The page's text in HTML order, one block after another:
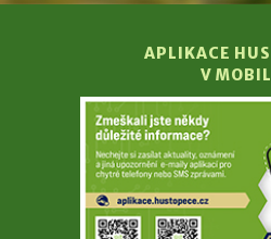
APLIKACE
V